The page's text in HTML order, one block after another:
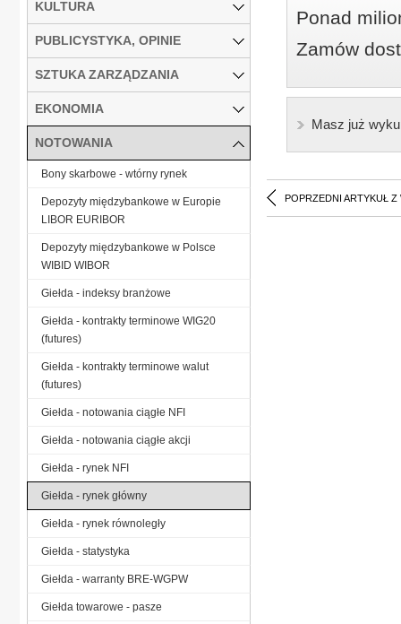
Ponad
Zamów
Masz już
POPRZEDNI ARTYKUŁ Z
KULTURA
PUBLICYSTYKA, OPINIE
SZTUKA ZARZĄDZANIA
EKONOMIA
NOTOWANIA
Bony skarbowe - wtórny rynek
Depozyty międzybankowe w Europie
LIBOR EURIBOR
Depozyty międzybankowe w Polsce
WIBID WIBOR
Giełda - indeksy branżowe
Giełda - kontrakty terminowe WIG20
(futures)
Giełda - kontrakty terminowe walut
(futures)
Giełda - notowania ciągłe NFI
Giełda - notowania ciągłe akcji
Giełda - rynek NFI
Giełda - rynek główny
Giełda - rynek równoległy
Giełda - statystyka
Giełda - warranty BRE-WGPW
Giełda towarowe - pasze